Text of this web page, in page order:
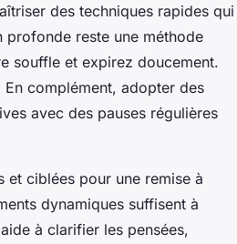
des techniques rapides qui
profonde reste une méthode
souffle et expirez doucement.
En complément, adopter des
avec des pauses régulières
et ciblées pour une remise à
dynamiques suffisent à
à clarifier les pensées,